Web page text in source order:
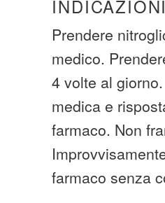
INDICAZIONI
Prendere
medico.
4 volte al
medica e
farmaco. Non
farmaco senza